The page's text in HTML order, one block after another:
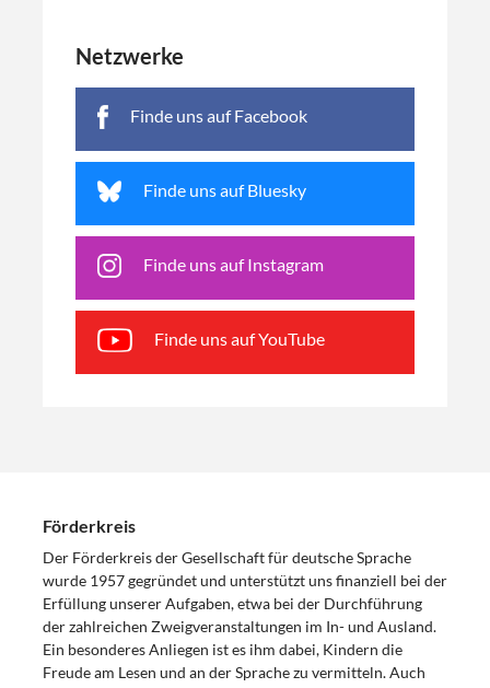
Netzwerke
Finde uns auf Facebook
Finde uns auf Bluesky
Finde uns auf Instagram
Finde uns auf YouTube
Förderkreis
Der Förderkreis der Gesellschaft für deutsche Sprache
wurde 1957 gegründet und unterstützt uns finanziell bei der
Erfüllung unserer Aufgaben, etwa bei der Durchführung
der zahlreichen Zweigveranstaltungen im In- und Ausland.
Ein besonderes Anliegen ist es ihm dabei, Kindern die
Freude am Lesen und an der Sprache zu vermitteln. Auch